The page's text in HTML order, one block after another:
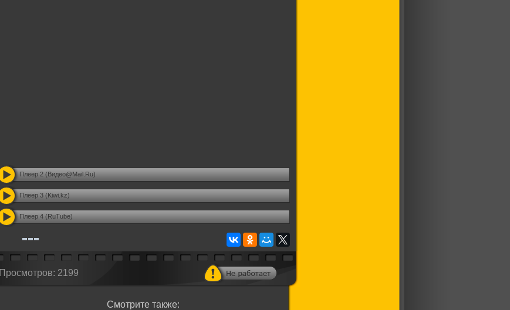
Плеер 2 (Видео@Mail.Ru)
Плеер 3 (Kiwi.kz)
Плеер 4 (RuTube)
Просмотров: 2199
Смотрите также: